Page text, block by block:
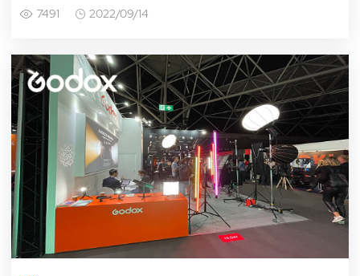
7491 2022/09/14